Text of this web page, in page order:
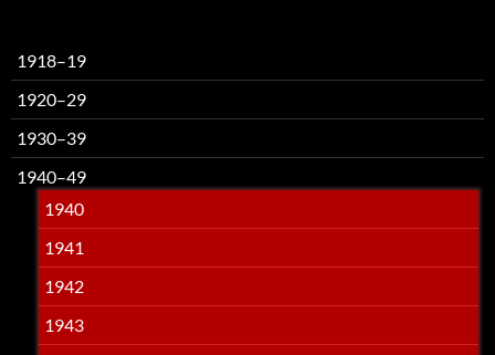
1918–19
1920–29
1930–39
1940–49
1940
1941
1942
1943